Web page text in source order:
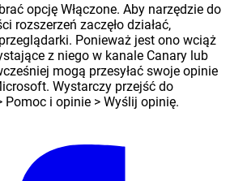
opcję Włączone. Aby narzędzie do
rozszerzeń zaczęło działać,
Ponieważ jest ono wciąż
z niego w kanale Canary lub
mogą przesyłać swoje opinie
Wystarczy przejść do
Pomoc i opinie > Wyślij opinię.